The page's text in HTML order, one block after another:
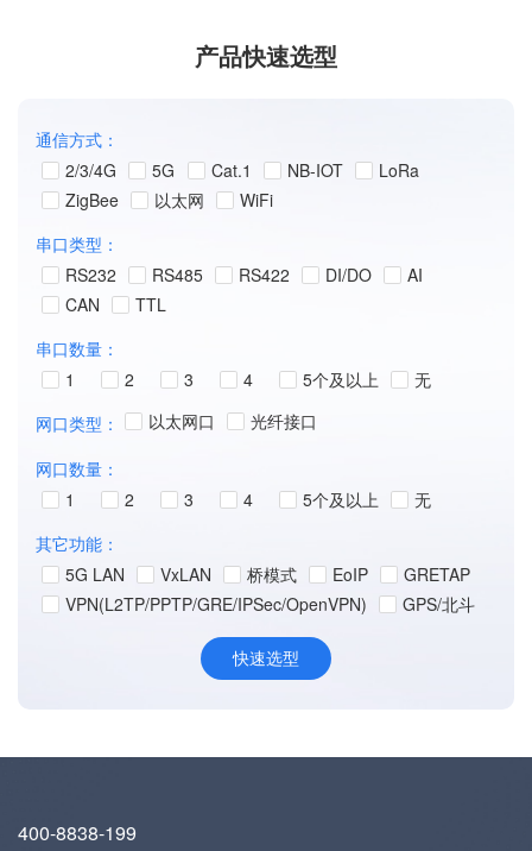
产品快速选型
通信方式：
2/3/4G
5G Cat.1 NB-IOT
LoRa
ZigBee
以太网
WiFi
串口类型：
RS232
RS485 RS422 DI/DO
AI
CAN
TTL
串口数量：
1
2 3 4 5个及以上
无
网口类型：
以太网口
光纤接口
网口数量：
1
2 3 4 5个及以上
无
其它功能：
5G LAN
VxLAN 桥模式 EoIP
GRETAP
VPN(L2TP/PPTP/GRE/IPSec/OpenVPN)
GPS/北斗
400-8838-199